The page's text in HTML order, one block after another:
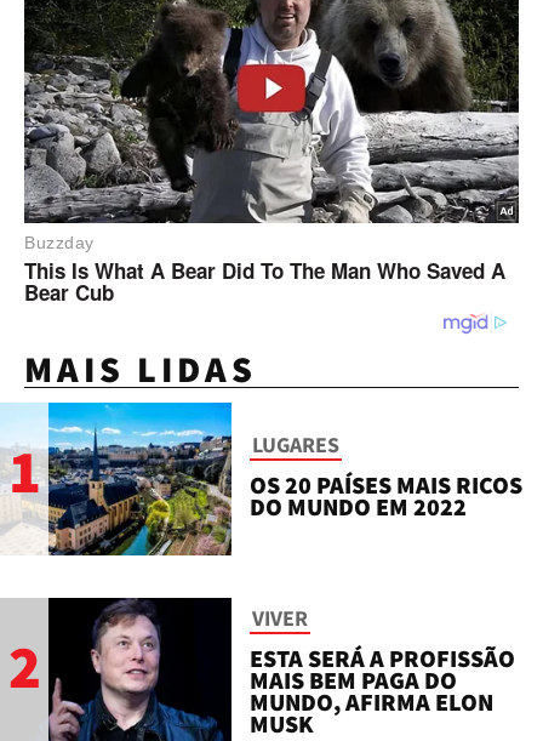
MAIS LIDAS
1 LUGARES
OS 20 PAÍSES MAIS RICOS
DO MUNDO EM 2022
2
VIVER
ESTA SERÁ A PROFISSÃO
MAIS BEM PAGA DO
MUNDO, AFIRMA ELON
MUSK